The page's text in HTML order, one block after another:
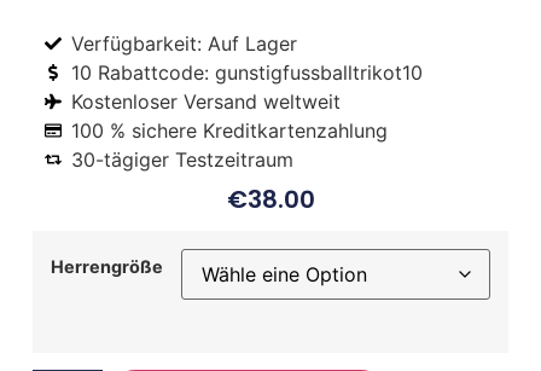
Verfügbarkeit: Auf Lager
10 Rabattcode: gunstigfussballtrikot10
Kostenloser Versand weltweit
100 % sichere Kreditkartenzahlung
30-tägiger Testzeitraum
€38.00
Herrengröße